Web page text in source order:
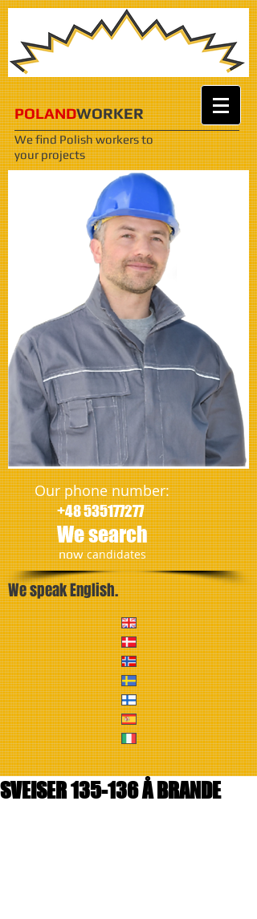
POLANDWORKER
We find Polish workersto
your projects
Our phone number:
+48 535177277
We search
​nowcandidates
We speak English.
SVEISER 135-136 Å BRANDE